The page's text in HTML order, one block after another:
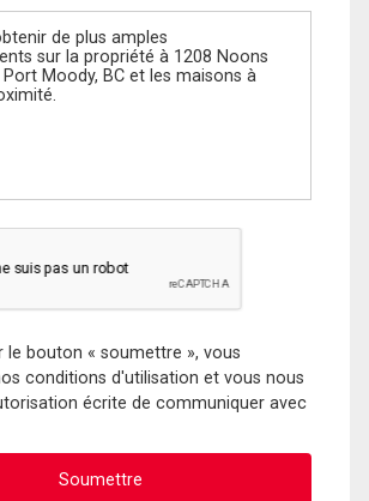
le bouton « soumettre », vous
conditions d'utilisation et vous nous
écrite de communiquer avec